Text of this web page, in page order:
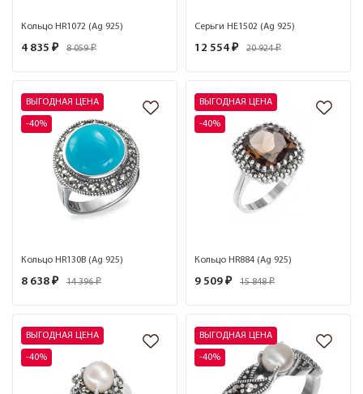
Кольцо HR1072 (Ag 925)
4 835 ₽ 8 059 ₽
Серьги HE1502 (Ag 925)
12 554 ₽ 20 924 ₽
ВЫГОДНАЯ ЦЕНА
-40%
Кольцо HR130B (Ag 925)
8 638 ₽ 14 396 ₽
ВЫГОДНАЯ ЦЕНА
-40%
Кольцо HR884 (Ag 925)
9 509 ₽ 15 848 ₽
ВЫГОДНАЯ ЦЕНА
-40%
ВЫГОДНАЯ ЦЕНА
-40%